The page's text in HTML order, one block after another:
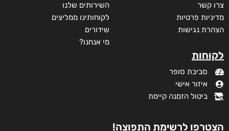
צרו קשר
מדיניות פרטיות
הצהרת נגישות
לקוחות
סביבת סופר
איזור אישי
ביטול הזמנה קיימת
השירותים שלנו
לקוחותינו ממליצים
שידורים
מי אנחנו?
הצטרפו לרשימת התפוצה!